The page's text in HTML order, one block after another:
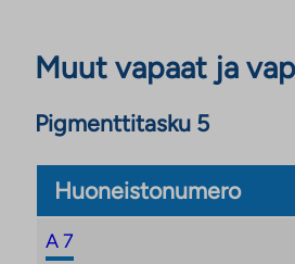
Muut vapaat ja
Pigmenttitasku 5
Huoneistonumero
A 7